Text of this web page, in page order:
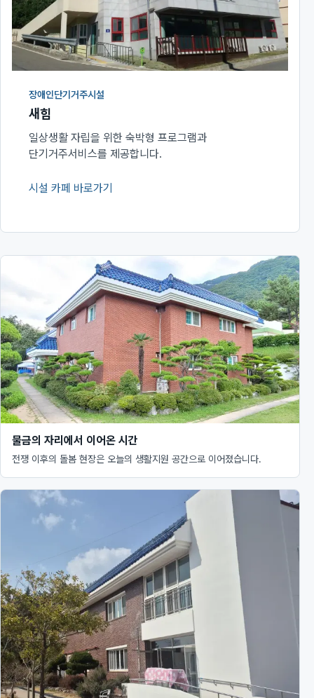
장애인단기거주시설
새힘
일상생활 자립을 위한 숙박형 프로그램과
단기거주서비스를 제공합니다.
시설 카페 바로가기
(새 창에서 열림)
물금의 자리에서 이어온 시간
전쟁 이후의 돌봄 현장은 오늘의 생활지원 공간으로 이어졌습니다.